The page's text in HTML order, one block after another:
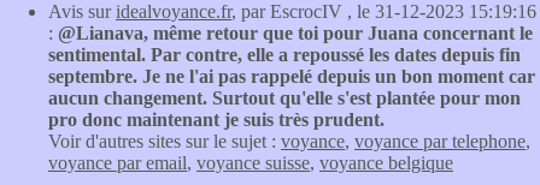
Avis suridealvoyance.fr, par EscrocIV , le 31-12-2023 15:19:16
: @Lianava, même retour que toi pour Juana concernant le
sentimental. Par contre, elle a repoussé les dates depuis fin
septembre. Je ne l'ai pas rappelé depuis un bon moment car
aucun changement. Surtout qu'elle s'est plantée pour mon
pro donc maintenant je suis très prudent.
Voir d'autres sites sur le sujet : voyance, voyance par telephone,
voyance par email, voyance suisse, voyance belgique